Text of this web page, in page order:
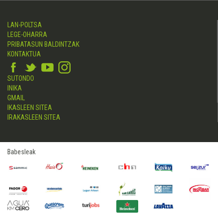
LAN-POLTSA
LEGE-OHARRA
PRIBATASUN BALDINTZAK
KONTAKTUA
SUTONDO
INIKA
GMAIL
IKASLEEN SITEA
IRAKASLEEN SITEA
Babesleak